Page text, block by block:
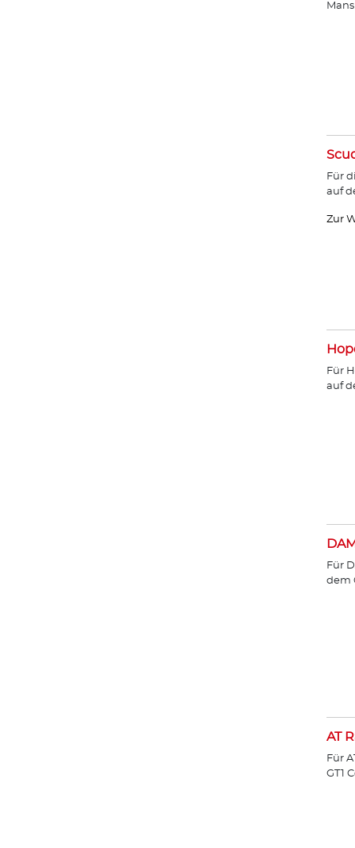
Für
auf
Zur
Für
auf
Für
dem
AT
Für
GT1